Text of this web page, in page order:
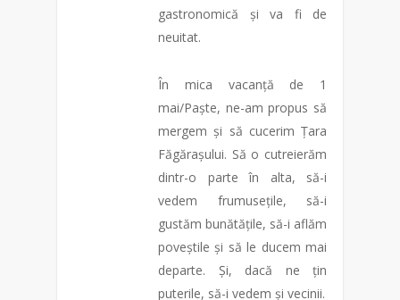
gastronomică și va fi de
neuitat.
În mica vacanță de 1
mai/Paște, ne-am propus să
mergem și să cucerim Țara
Făgărașului. Să o cutreierăm
dintr-o parte în alta, să-i
vedem frumusețile, să-i
gustăm bunătățile, să-i aflăm
poveștile și să le ducem mai
departe. Și, dacă ne țin
puterile, să-i vedem și vecinii.